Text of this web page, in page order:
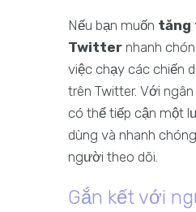
Nếu bạn muốn tăng
Twitter nhanh
việc chạy các chiến
trên Twitter. Với
có thể tiếp cận một
dùng và nhanh
người theo dõi.
Gắn kết với